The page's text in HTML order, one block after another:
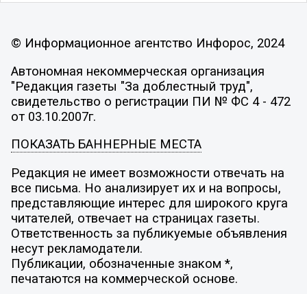
© Информационное агентство Инфорос, 2024
Автономная некоммерческая организация
"Редакция газеты "За доблестный труд",
свидетельство о регистрации ПИ № ФС 4 - 472
от 03.10.2007г.
ПОКАЗАТЬ БАННЕРНЫЕ МЕСТА
Редакция не имеет возможности отвечать на
все письма. Но анализирует их и на вопросы,
представляющие интерес для широкого круга
читателей, отвечает на страницах газеты.
Ответственность за публикуемые объявления
несут рекламодатели.
Публикации, обозначенные знаком *,
печатаются на коммерческой основе.